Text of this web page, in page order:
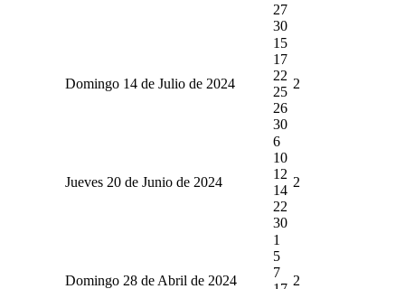
27
30
Domingo 14 de Julio de 2024
15
17
22
25
26
30
2
Jueves 20 de Junio de 2024
6
10
12
14
22
30
2
Domingo 28 de Abril de 2024
1
5
7
2